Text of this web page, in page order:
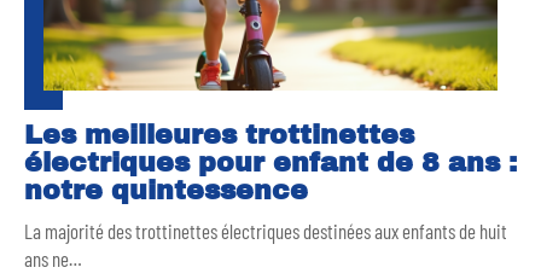
Les meilleures trottinettes
électriques pour enfant de 8 ans :
notre quintessence
La majorité des trottinettes électriques destinées aux enfants de huit
ans ne…